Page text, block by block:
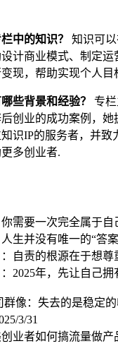
中的知识？
知识可
计商业模式、制定运
现，帮助实现个人目
些背景和经验？
专
创业的成功案例，她
识IP的服务者，并致
多创业者.
需要一次完全属于自
生并没有唯一的“答
自责的根源在于想尊
2025年，先让自己拥
群像：失去的是稳定
3/31
业者如何搞流量做产